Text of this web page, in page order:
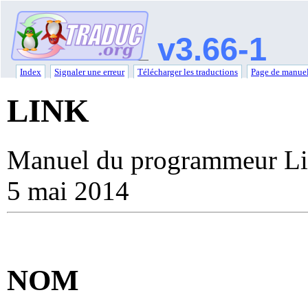
v3.66-1
Index Signaler une erreur Télécharger les traductions Page de
LINK
Manuel du programmeur
5 mai 2014
NOM